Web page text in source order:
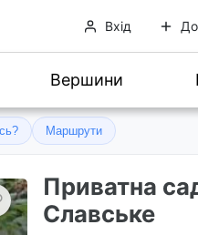
Вхід
Вершини
Маршрути
Приватна
Славське